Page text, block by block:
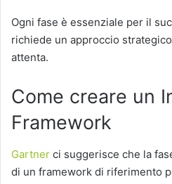
Ogni fase è essenziale per il
richiede un approccio
attenta.
Come creare un
Framework
Gartner ci suggerisce che la
di un framework di riferimento